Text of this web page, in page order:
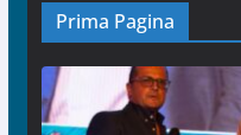
Prima Pagina